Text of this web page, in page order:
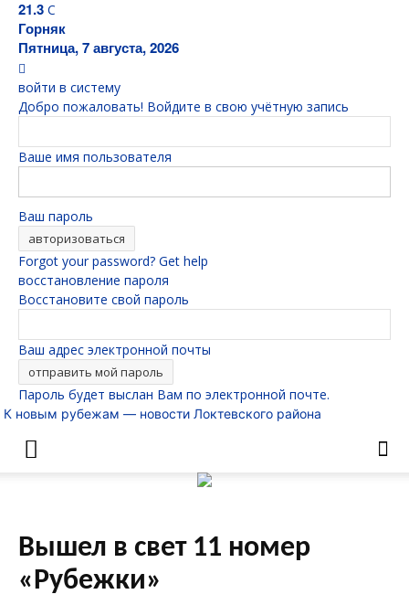
21.3 C
Горняк
Пятница, 7 августа, 2026
войти в систему
Добро пожаловать! Войдите в свою учётную запись
Ваше имя пользователя
Ваш пароль
Forgot your password? Get help
восстановление пароля
Восстановите свой пароль
Ваш адрес электронной почты
Пароль будет выслан Вам по электронной почте.
К новым рубежам — новости Локтевского района
Вышел в свет 11 номер
«Рубежки»